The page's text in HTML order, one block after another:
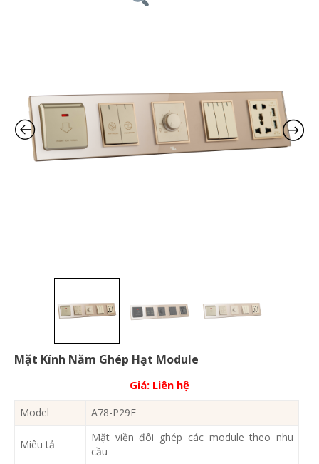
Mặt Kính Năm Ghép Hạt Module
Giá: Liên hệ
Model A78-P29F
Miêu tả
Mặt viền đôi ghép các module theo nhu
cầu